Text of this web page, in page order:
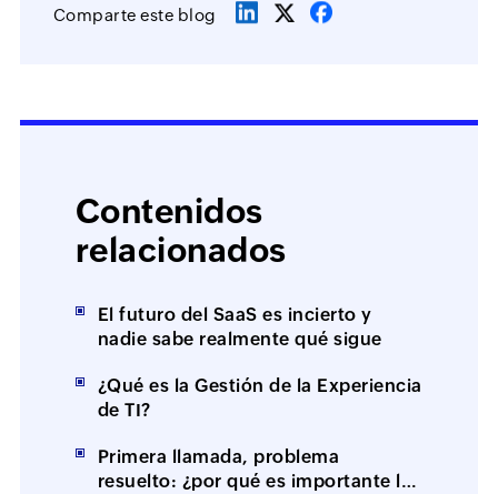
Comparte este blog
Contenidos
relacionados
El futuro del SaaS es incierto y
nadie sabe realmente qué sigue
¿Qué es la Gestión de la Experiencia
de TI?
Primera llamada, problema
resuelto: ¿por qué es importante la